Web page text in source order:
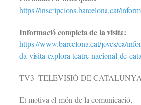
https://inscripcions.barcelona.cat/
Informació completa de la visita:
https://www.barcelona.cat/joves/ca/
da-visita-explora-teatre-nacional-de-
TV3- TELEVISIÓ DE
Et motiva el món de la comunicació,